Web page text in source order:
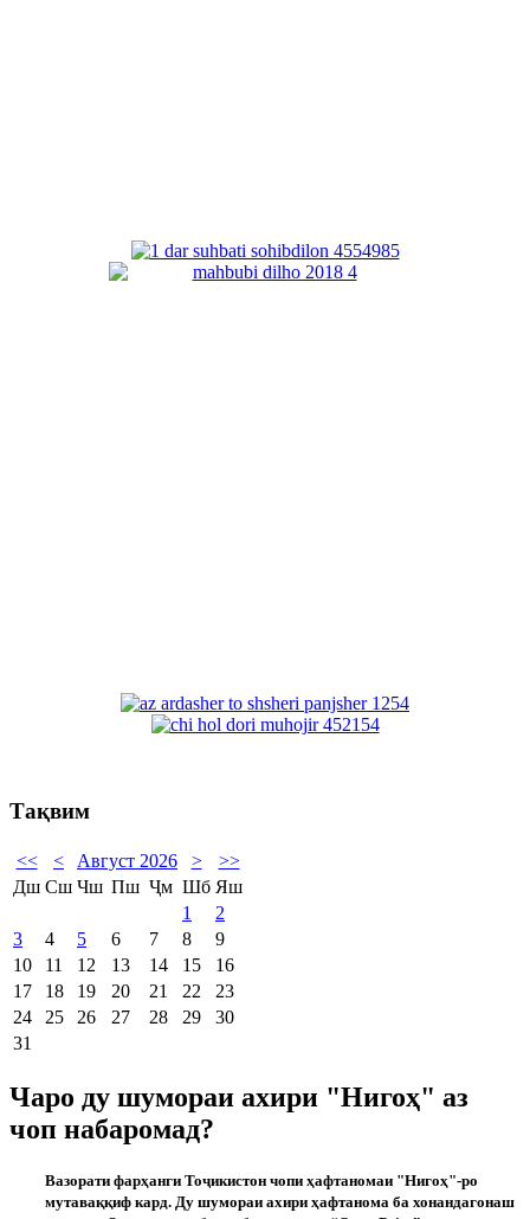
Тақвим
<< < Август 2026 >
>>
Дш Сш Чш Пш Ҷм Шб Яш
1
2
3
4 5 6 7 8
9
10
11 12 13 14 15
16
17
18 19 20 21 22
23
24
25 26 27 28 29
30
31
Чаро ду шумораи ахири "Нигоҳ" аз
чоп набаромад?
Вазорати фарҳанги Тоҷикистон чопи ҳафтаномаи "Нигоҳ"-ро
мутаваққиф кард. Ду шумораи ахири ҳафтанома ба хонандагонаш